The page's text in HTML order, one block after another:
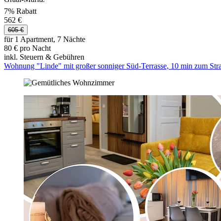
7% Rabatt
562 €
605 €
für 1 Apartment, 7 Nächte
80 € pro Nacht
inkl. Steuern & Gebühren
Wohnung "Linde" mit großer sonniger Süd-Terrasse, 10 min zum